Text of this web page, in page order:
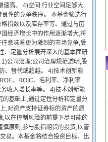
速高。 4)空间:行业空间足够大,
性的竞争秩序。 本基金筛选行
指数以及库存率等。通过与历
经济增长中的作用逐渐增大,将
意味着更为激烈的市场竞争,受
、定量分析展开深入的基本面研
公司治理:公司治理规范透明,股
、替代或超越。 4)技术创新能
、ROIC、毛利率、净利率
收入增长率等。 4)技术创新能
基础上,通过定性分析和定量分
,对资产支持证券标的资产的质
以在控制风险的前提下尽可能的
原则,参与股指期货的投资,以管
易。本基金将结合投资目标、比